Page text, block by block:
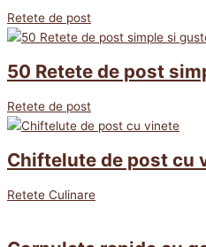
Retete de post
50 Retete de post
Retete de post
Chiftelute de post cu
Retete Culinare